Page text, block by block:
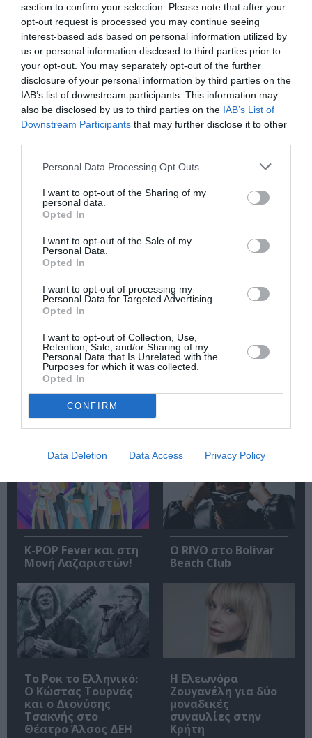
section to confirm your selection. Please note that after your
opt-out request is processed you may continue seeing
interest-based ads based on personal information utilized by
us or personal information disclosed to third parties prior to
your opt-out. You may separately opt-out of the further
disclosure of your personal information by third parties on the
IAB’s list of downstream participants. This information may
also be disclosed by us to third parties on the IAB’s List of
Downstream Participants that may further disclose it to other
Personal Data Processing Opt Outs
I want to opt-out of the Sharing of my
personal data.
Opted In
I want to opt-out of the Sale of my
Personal Data.
Opted In
I want to opt-out of processing my
Personal Data for Targeted Advertising.
Opted In
I want to opt-out of Collection, Use,
Retention, Sale, and/or Sharing of my
Personal Data that Is Unrelated with the
Purposes for which it was collected.
Opted In
CONFIRM
Data Deletion Data Access Privacy Policy
μάθετε πρώτοι όλες τις ειδήσεις
Δείτε όλα τατελευταία νέαγια την Τέχνη και τον
Πολιτισμό στοCulturenow.gr
Νέοι Διαγωνισμοί❯
JAZZ - BLUES - ETHNIC
YOEL SOTO
Κάθε βδομάδα στο e-mail σας τα τελευταία νέα για
την Τέχνη και τον Πολιτισμό!
Ακολουθήστε το Culturenow.gr
Σχετικά Άρθρα
K-POP Fever και στη
Μονή Λαζαριστών!
Ο RIVO στο Bolivar
Beach Club
Το Ροκ το Ελληνικό:
Ο Κώστας Τουρνάς
και ο Διονύσης
Τσακνής στο
Θέατρο Άλσος ΔΕΗ
Η Ελεωνόρα
Ζουγανέλη για δύο
μοναδικές
συναυλίες στην
Κρήτη